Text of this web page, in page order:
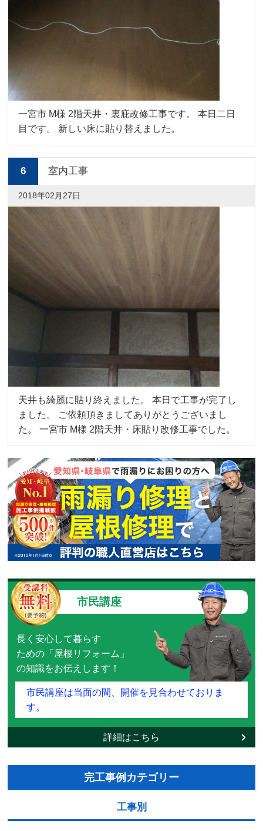
一宮市 M様 2階天井・裏庇改修工事です。 本日二日
目です。 新しい床に貼り替えました。
6 室内工事
2018年02月27日
天井も綺麗に貼り終えました。 本日で工事が完了し
ました。 ご依頼頂きましてありがとうございまし
た。 一宮市 M様 2階天井・床貼り改修工事でした。
市民講座
長く安心して暮らす
ための「屋根リフォーム」
の知識をお伝えします！
市民講座は当面の間、開催を見合わせておりま
す。
詳細はこちら
完工事例カテゴリー
工事別